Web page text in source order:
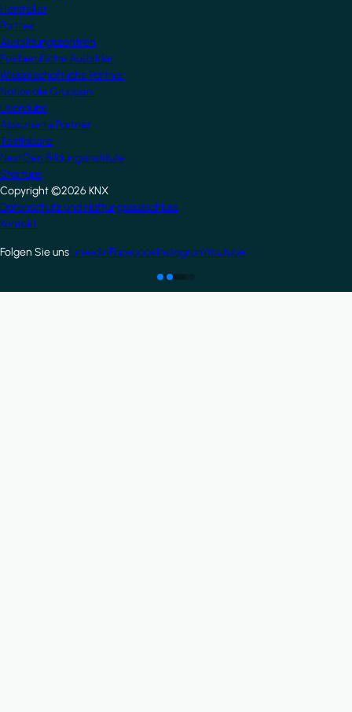
Hersteller
Partner
Ausbildungszentren
Freiberufliche Ausbilder
Wissenschaftliche Partner
Nationale Gruppen
Userclubs
Assoziierte Partner
Testlabore
NextGen Bildungsinstitute
Startups
Copyright ©2026 KNX
Footer
Datenschutz und Haftungsausschluss
Kontakt
Folgen Sie unsLinkedInFacebookInstagramYoutube